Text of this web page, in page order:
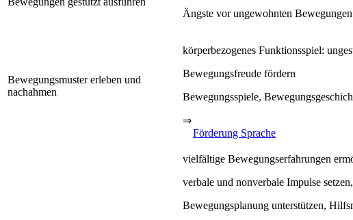
Ängste vor ungewohnten
Bewegungsmuster erleben und
nachahmen
körperbezogenes Funktionsspiel:
Bewegungsfreude fördern
Bewegungsspiele,
⇒
Förderung Sprache
vielfältige Bewegungserfahrungen
verbale und nonverbale Impulse
Bewegungsplanung unterstützen,